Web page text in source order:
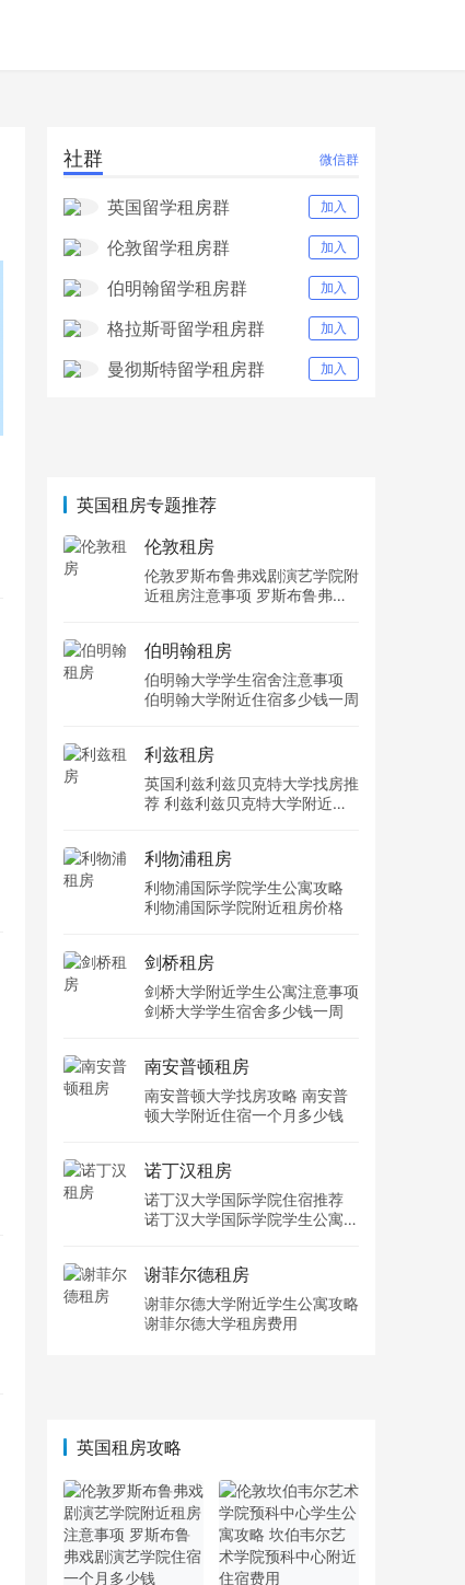
社群 微信群
英国留学租房群 加入
伦敦留学租房群 加入
伯明翰留学租房群 加入
格拉斯哥留学租房群 加入
曼彻斯特留学租房群 加入
英国租房专题推荐
伦敦租房
伦敦罗斯布鲁弗戏剧演艺学院附
近租房注意事项 罗斯布鲁弗戏
伯明翰租房
伯明翰大学学生宿舍注意事项
伯明翰大学附近住宿多少钱一周
利兹租房
英国利兹利兹贝克特大学找房推
荐 利兹利兹贝克特大学附近住
利物浦租房
利物浦国际学院学生公寓攻略
利物浦国际学院附近租房价格
剑桥租房
剑桥大学附近学生公寓注意事项
剑桥大学学生宿舍多少钱一周
南安普顿租房
南安普顿大学找房攻略 南安普
顿大学附近住宿一个月多少钱
诺丁汉租房
诺丁汉大学国际学院住宿推荐
诺丁汉大学国际学院学生公寓多
谢菲尔德租房
谢菲尔德大学附近学生公寓攻略
谢菲尔德大学租房费用
英国租房攻略